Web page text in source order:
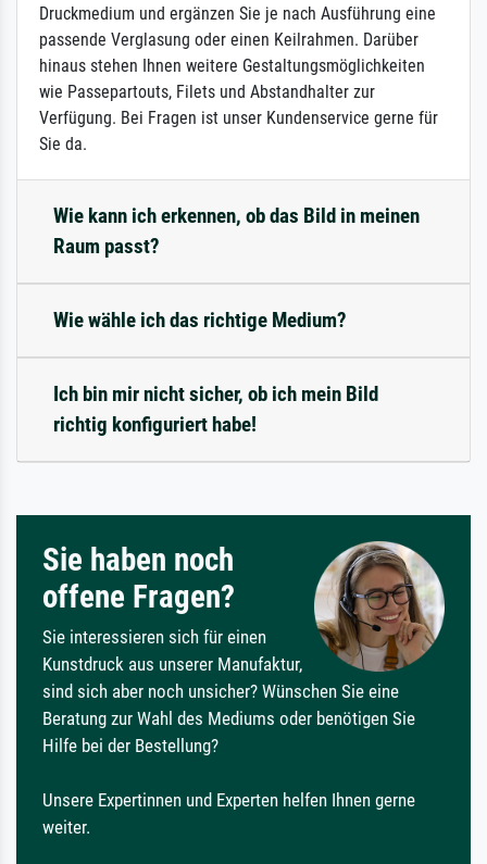
Druckmedium und ergänzen Sie je nach Ausführung eine
passende Verglasung oder einen Keilrahmen. Darüber
hinaus stehen Ihnen weitere Gestaltungsmöglichkeiten
wie Passepartouts, Filets und Abstandhalter zur
Verfügung. Bei Fragen ist unser Kundenservice gerne für
Sie da.
Wie kann ich erkennen, ob das Bild in meinen
Raum passt?
Wie wähle ich das richtige Medium?
Ich bin mir nicht sicher, ob ich mein Bild
richtig konfiguriert habe!
Sie haben noch
offene Fragen?
Sie interessieren sich für einen
Kunstdruck aus unserer Manufaktur,
sind sich aber noch unsicher? Wünschen Sie eine
Beratung zur Wahl des Mediums oder benötigen Sie
Hilfe bei der Bestellung?
Unsere Expertinnen und Experten helfen Ihnen gerne
weiter.